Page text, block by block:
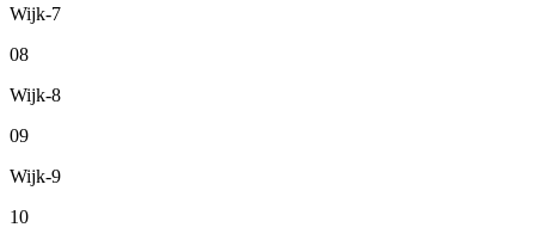
Wijk-7
08
Wijk-8
09
Wijk-9
10